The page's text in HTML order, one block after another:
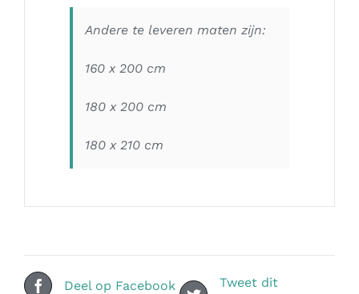
Andere te leveren maten zijn:
160 x 200 cm
180 x 200 cm
180 x 210 cm
Deel op Facebook
Tweet dit